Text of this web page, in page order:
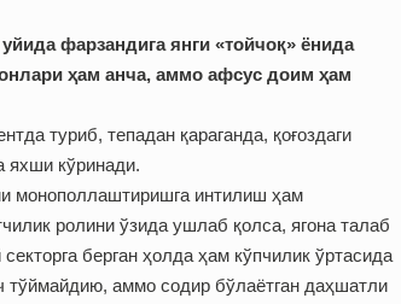
фарзандига янги «тойчоқ» ёнида
ҳам анча, аммо афсус доим ҳам
туриб, тепадан қараганда, қоғоздаги
яхши кўринади.
монополлаштиришга интилиш ҳам
ролини ўзида ушлаб қолса, ягона талаб
берган ҳолда ҳам кўпчилик ўртасида
тўймайдию, аммо содир бўлаётган даҳшатли